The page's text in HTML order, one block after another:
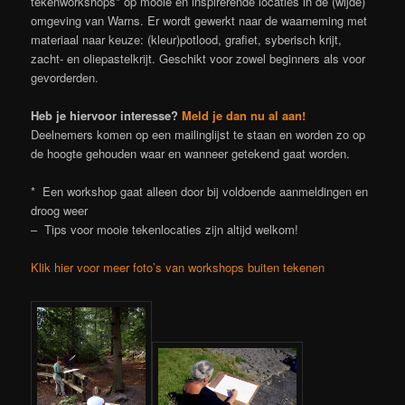
omgeving van Warns. Er wordt gewerkt naar de waarneming met
materiaal naar keuze: (kleur)potlood, grafiet, syberisch krijt,
zacht- en oliepastelkrijt. Geschikt voor zowel beginners als voor
gevorderden.
Heb je hiervoor interesse?Meld je dan nu al aan!
Deelnemers komen op een mailinglijst te staan en worden zo op
de hoogte gehouden waar en wanneer getekend gaat worden.
* Een workshop gaat alleen door bij voldoende aanmeldingen en
droog weer
– Tips voor mooie tekenlocaties zijn altijd welkom!
Klik hier voor meer foto’s van workshops buiten tekenen